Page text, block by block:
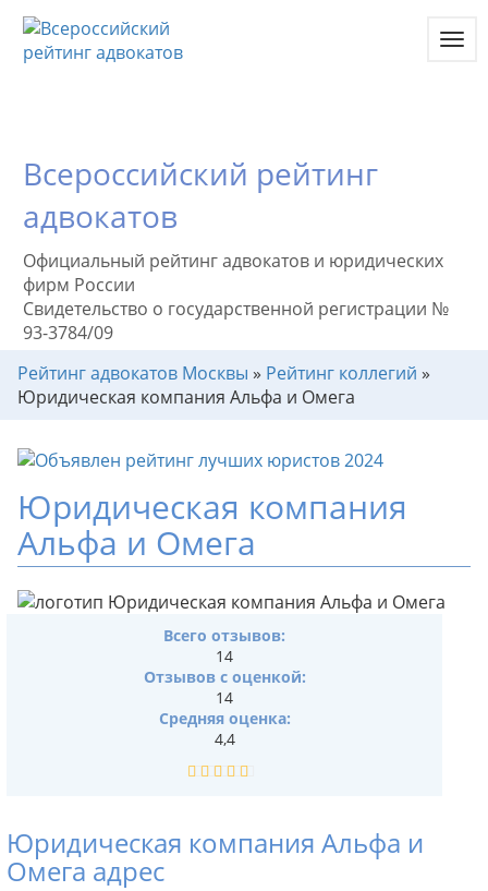
Всероссийский рейтинг
адвокатов
Официальный рейтинг адвокатов и юридических
фирм России
Свидетельство о государственной регистрации №
93-3784/09
Рейтинг адвокатов Москвы » Рейтинг коллегий »
Юридическая компания Альфа и Омега
Юридическая компания
Альфа и Омега
Юридическая компания Альфа и
Омега адрес
Всего отзывов:
14
Отзывов с оценкой:
14
Средняя оценка:
4,4